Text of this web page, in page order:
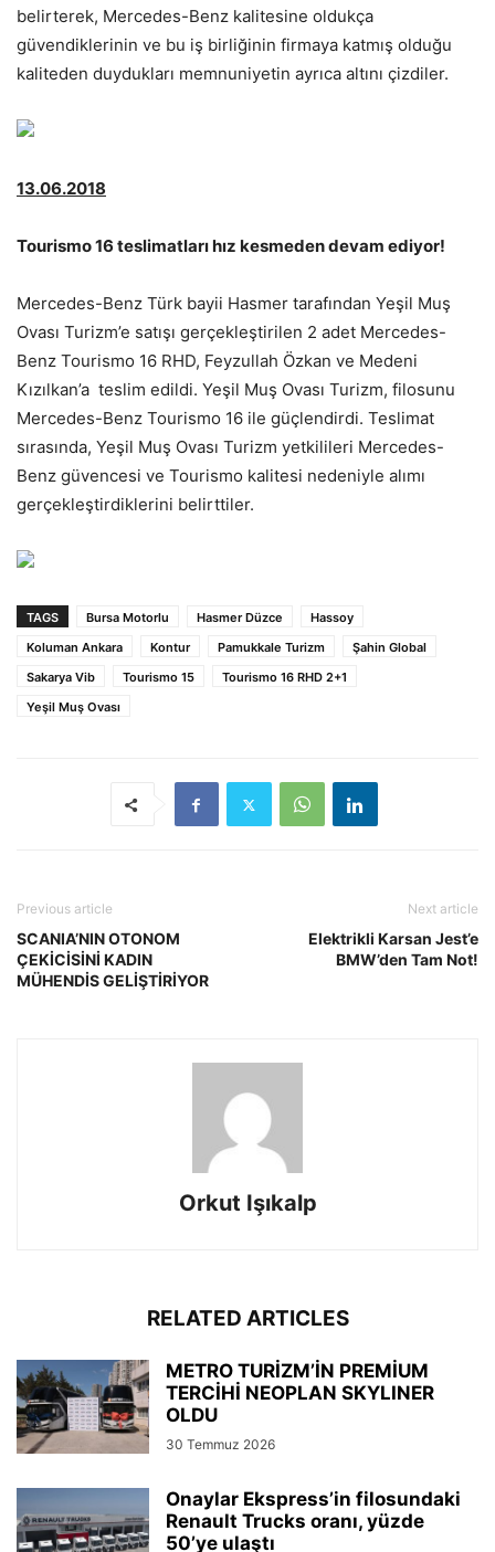
belirterek, Mercedes-Benz kalitesine oldukça
güvendiklerinin ve bu iş birliğinin firmaya katmış olduğu
kaliteden duydukları memnuniyetin ayrıca altını çizdiler.
13.06.2018
Tourismo 16 teslimatları hız kesmeden devam ediyor!
Mercedes-Benz Türk bayii Hasmer tarafından Yeşil Muş
Ovası Turizm’e satışı gerçekleştirilen 2 adet Mercedes-
Benz Tourismo 16 RHD, Feyzullah Özkan ve Medeni
Kızılkan’a teslim edildi. Yeşil Muş Ovası Turizm, filosunu
Mercedes-Benz Tourismo 16 ile güçlendirdi. Teslimat
sırasında, Yeşil Muş Ovası Turizm yetkilileri Mercedes-
Benz güvencesi ve Tourismo kalitesi nedeniyle alımı
gerçekleştirdiklerini belirttiler.
TAGS Bursa Motorlu Hasmer Düzce
Hassoy
Koluman Ankara
Kontur Pamukkale Turizm
Şahin Global
Sakarya Vib
Tourismo 15
Tourismo 16 RHD 2+1
Yeşil Muş Ovası
Previous article
SCANIA’NIN OTONOM
ÇEKİCİSİNİ KADIN
MÜHENDİS GELİŞTİRİYOR
Next article
Elektrikli Karsan Jest’e
BMW’den Tam Not!
Orkut Işıkalp
RELATED ARTICLES
METRO TURİZM’İN PREMİUM
TERCİHİ NEOPLAN SKYLINER
OLDU
30 Temmuz 2026
Onaylar Ekspress’in filosundaki
Renault Trucks oranı, yüzde
50’ye ulaştı